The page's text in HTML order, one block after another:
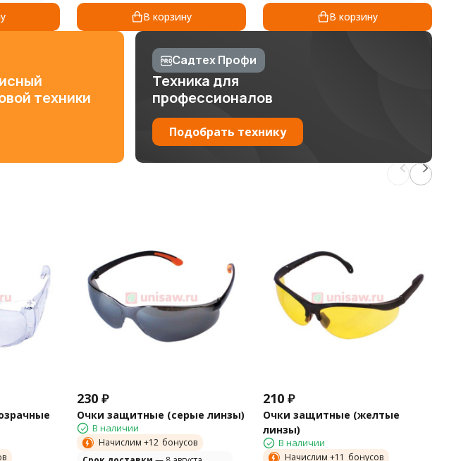
В корзину В корзину
техники
Садтех Профи
Техника для
профессионалов
Подобрать технику
230 ₽
Очки защитные (серые линзы)
В наличии
Начислим +12 бонусов
210 ₽
Очки защитные (желтые
линзы)
В наличии
Начислим +11 бонусов